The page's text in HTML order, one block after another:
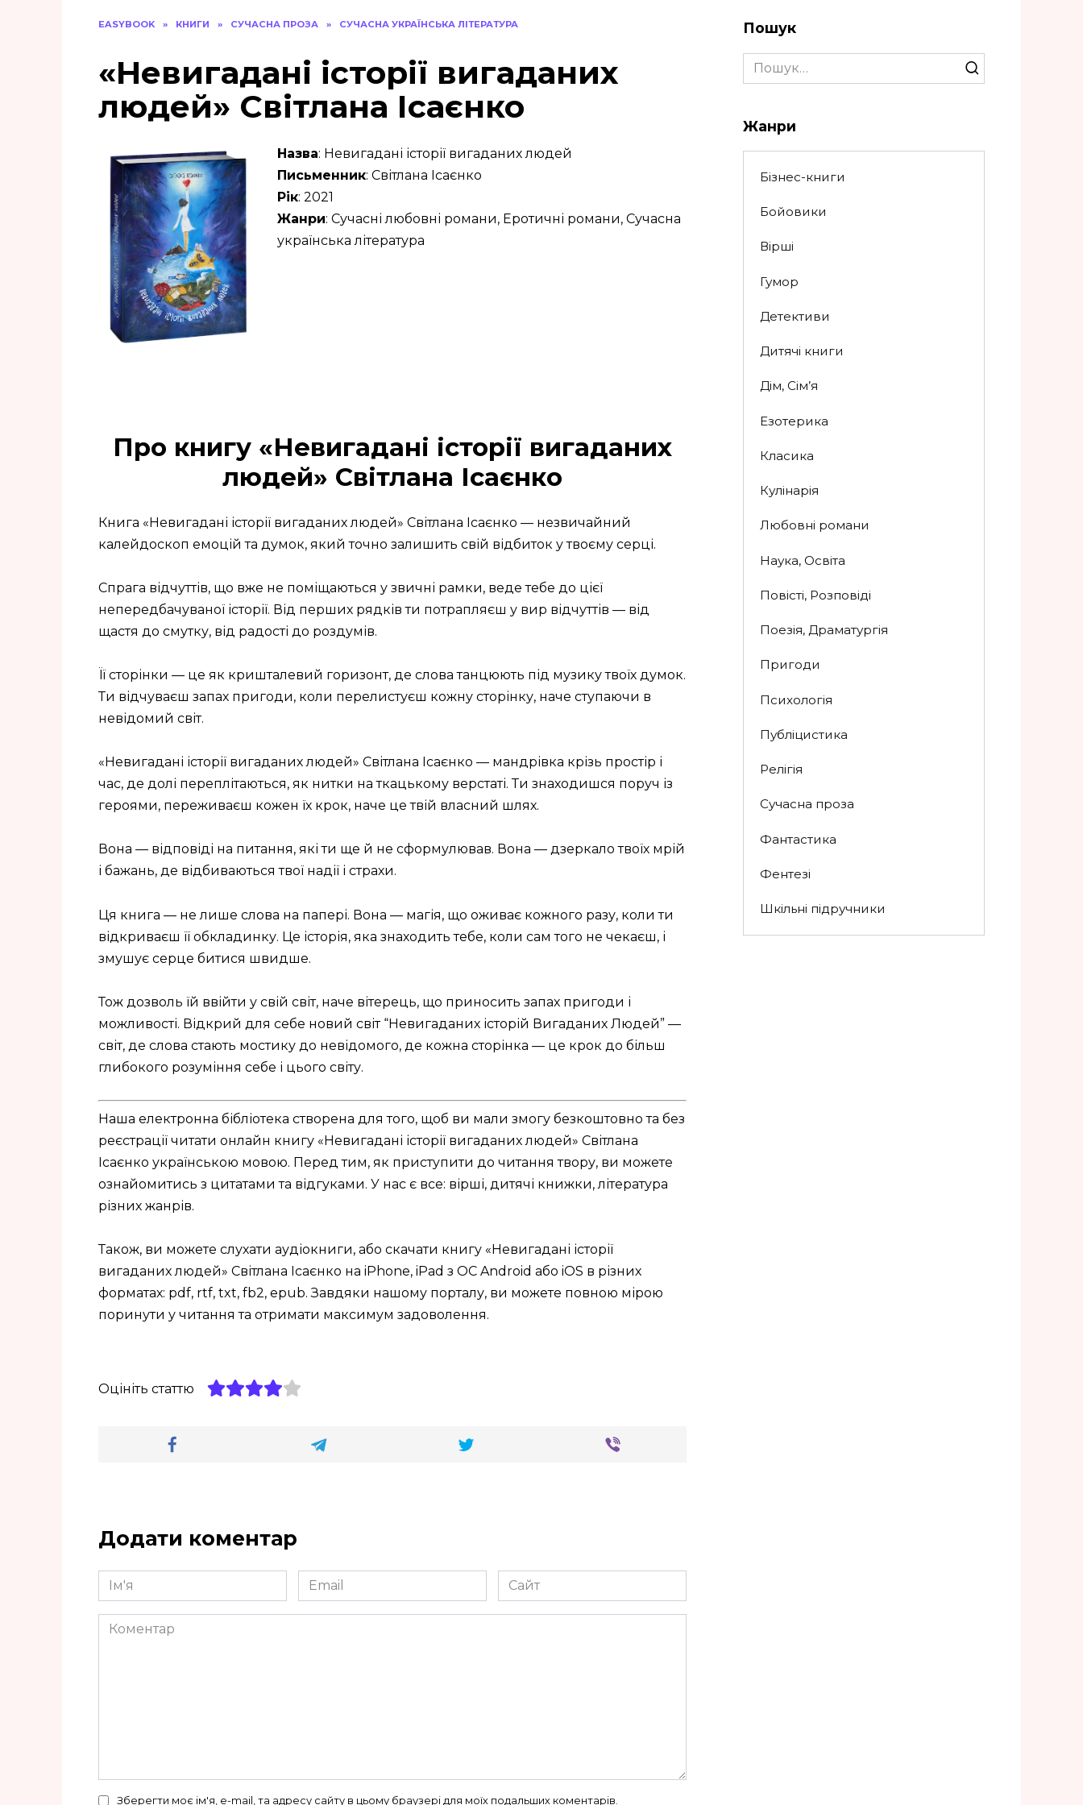
EASYBOOK » КНИГИ » СУЧАСНА ПРОЗА » СУЧАСНА УКРАЇНСЬКА ЛІТЕРАТУРА
«Невигадані історії вигаданих
людей» Світлана Ісаєнко
Назва: Невигадані історії вигаданих людей
Письменник: Світлана Ісаєнко
Рік: 2021
Жанри: Сучасні любовні романи, Еротичні романи, Сучасна
українська література
Про книгу «Невигадані історії вигаданих
людей» Світлана Ісаєнко
Книга «Невигадані історії вигаданих людей» Світлана Ісаєнко — незвичайний
калейдоскоп емоцій та думок, який точно залишить свій відбиток у твоєму серці.
Спрага відчуттів, що вже не поміщаються у звичні рамки, веде тебе до цієї
непередбачуваної історії. Від перших рядків ти потрапляєш у вир відчуттів — від
щастя до смутку, від радості до роздумів.
Її сторінки — це як кришталевий горизонт, де слова танцюють під музику твоїх думок.
Ти відчуваєш запах пригоди, коли перелистуєш кожну сторінку, наче ступаючи в
невідомий світ.
«Невигадані історії вигаданих людей» Світлана Ісаєнко — мандрівка крізь простір і
час, де долі переплітаються, як нитки на ткацькому верстаті. Ти знаходишся поруч із
героями, переживаєш кожен їх крок, наче це твій власний шлях.
Вона — відповіді на питання, які ти ще й не сформулював. Вона — дзеркало твоїх мрій
і бажань, де відбиваються твої надії і страхи.
Ця книга — не лише слова на папері. Вона — магія, що оживає кожного разу, коли ти
відкриваєш її обкладинку. Це історія, яка знаходить тебе, коли сам того не чекаєш, і
змушує серце битися швидше.
Тож дозволь їй ввійти у свій світ, наче вітерець, що приносить запах пригоди і
можливості. Відкрий для себе новий світ “Невигаданих історій Вигаданих Людей” —
світ, де слова стають мостику до невідомого, де кожна сторінка — це крок до більш
глибокого розуміння себе і цього світу.
Наша електронна бібліотека створена для того, щоб ви мали змогу безкоштовно та без
реєстрації читати онлайн книгу «Невигадані історії вигаданих людей» Світлана
Ісаєнко українською мовою. Перед тим, як приступити до читання твору, ви можете
ознайомитись з цитатами та відгуками. У нас є все: вірші, дитячі книжки, література
різних жанрів.
Також, ви можете слухати аудіокниги, або скачати книгу «Невигадані історії
вигаданих людей» Світлана Ісаєнко на iPhone, iPad з ОС Android або iOS в різних
форматах: pdf, rtf, txt, fb2, epub. Завдяки нашому порталу, ви можете повною мірою
поринути у читання та отримати максимум задоволення.
Оцініть статтю
Додати коментар
Ім'я
*
Email
*
Сайт
Коментар
Зберегти моє ім'я, e-mail, та адресу сайту в цьому браузері для моїх подальших коментарів.
Пошук
Search
for:
Жанри
Бізнес-книги
Бойовики
Вірші
Гумор
Детективи
Дитячі книги
Дім, Сім’я
Езотерика
Класика
Кулінарія
Любовні романи
Наука, Освіта
Повісті, Розповіді
Поезія, Драматургія
Пригоди
Психологія
Публіцистика
Релігія
Сучасна проза
Фантастика
Фентезі
Шкільні підручники